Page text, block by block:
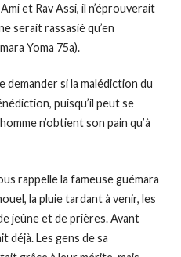
et Rav Assi, il n’éprouverait
serait rassasié qu’en
Yoma 75a).
demander si la malédiction du
puisqu’il peut se
n’obtient son pain qu’à
rappelle la fameuse guémara
la pluie tardant à venir, les
jeûne et de prières. Avant
déjà. Les gens de sa